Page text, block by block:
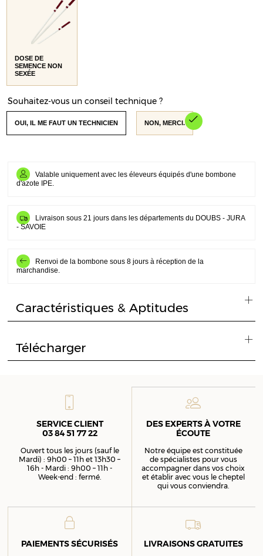
DOSE DE
SEMENCE NON
SEXÉE
Souhaitez-vous un conseil technique ?
OUI, IL ME FAUT UN TECHNICIEN NON, MERCI.
Valable uniquement avec les éleveurs équipés d'une bombone
d'azote IPE.
Livraison sous 21 jours dans les départements du DOUBS - JURA
- SAVOIE
Renvoi de la bombone sous 8 jours à réception de la
marchandise.
Caractéristiques & Aptitudes
Télécharger
SERVICE CLIENT
03 84 51 77 22
Ouvert tous les jours (sauf le
Mardi) : 9h00 – 11h et 13h30 –
16h - Mardi : 9h00 – 11h -
Week-end : fermé.
DES EXPERTS À VOTRE
ÉCOUTE
Notre équipe est constituée
de spécialistes pour vous
accompagner dans vos choix
et établir avec vous le cheptel
qui vous conviendra.
PAIEMENTS SÉCURISÉS LIVRAISONS GRATUITES